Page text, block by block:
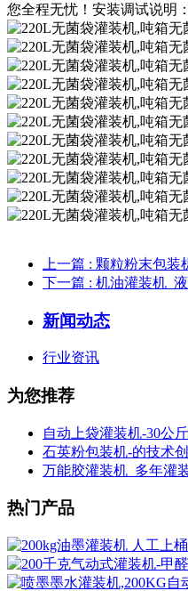
您全程无忧！安装调试说明
上一篇 : 颗粒粉末 包装
下一篇 : 机油 灌装机 _
新闻动态
行业资讯
为您推荐
自动上袋灌装机-30公
石英粉包装机-的技术
万能胶灌装机_多年灌
热门产品